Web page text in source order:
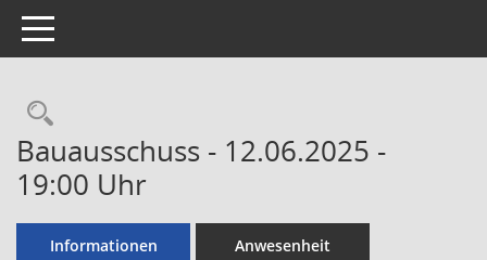
Toggle navigation
Rechercheauswahl
Bauausschuss - 12.06.2025 -
19:00 Uhr
Informationen Anwesenheit